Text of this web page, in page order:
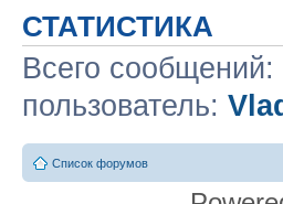
СТАТИСТИКА
Всего сообщений:
пользователь:
Список форумов